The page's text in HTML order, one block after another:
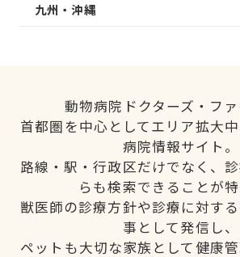
九州・沖縄
動物病院ドクターズ・ファ
首都圏を中心としてエリア拡大
病院情報サイト。
路線・駅・行政区だけでなく、
らも検索できることが特
獣医師の診療方針や診療に対す
事として発信し、
ペットも大切な家族として健康